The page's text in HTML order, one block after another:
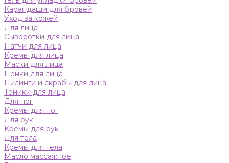
Карандаши для бровей
Уход за кожей
Для лица
Сыворотки для лица
Патчи для лица
Кремы для лица
Маски для лица
Пенки для лица
Пилинги и скрабы для лица
Тоники для лица
Для ног
Кремы для ног
Для рук
Кремы для рук
Для тела
Кремы для тела
Масло массажное